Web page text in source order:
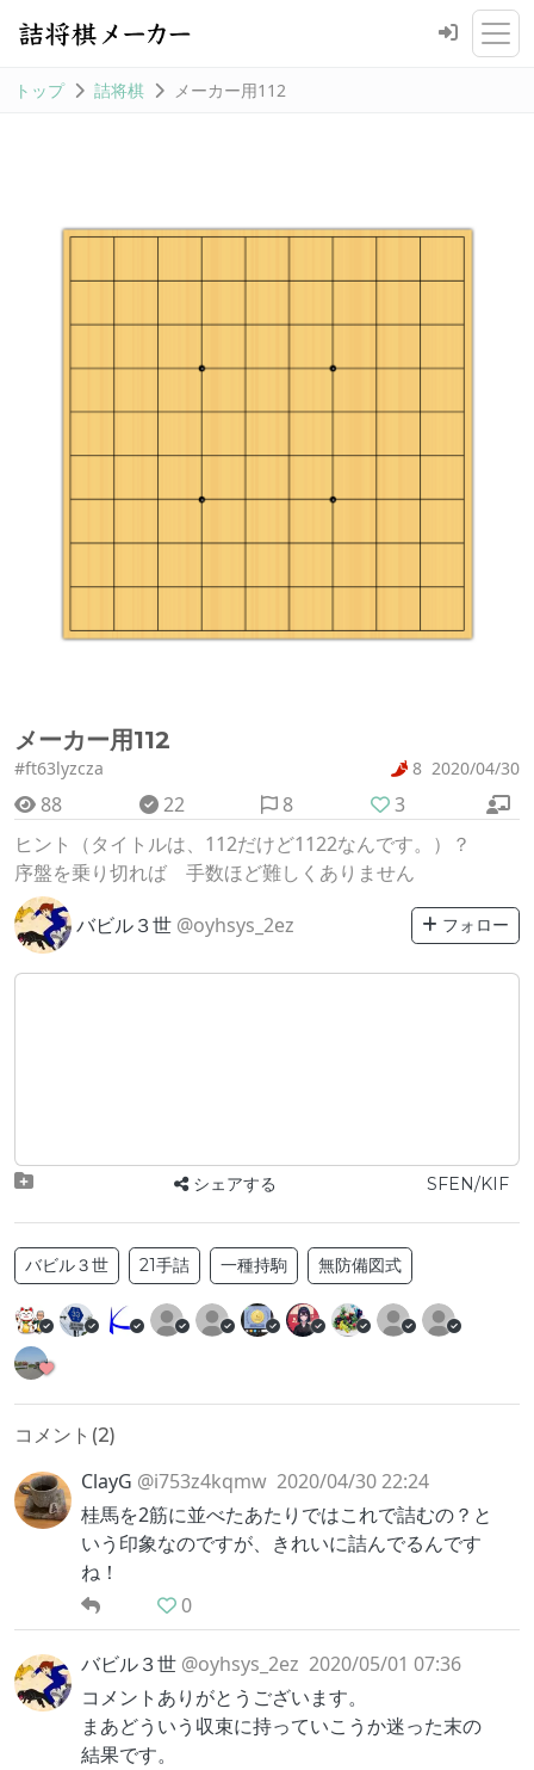
トップ 詰将棋 メーカー用112
メーカー用112
#ft63lyzcza 8 2020/04/30
88 22 8
3
ヒント（タイトルは、112だけど1122なんです。）？
序盤を乗り切れば 手数ほど難しくありません
バビル３世 @oyhsys_2ez フォロー
シェアする SFEN/KIF
バビル３世 21手詰 一種持駒 無防備図式
コメント(2)
ClayG @i753z4kqmw 2020/04/30 22:24
桂馬を2筋に並べたあたりではこれで詰むの？と
いう印象なのですが、きれいに詰んでるんです
ね！
0
バビル３世 @oyhsys_2ez 2020/05/01 07:36
コメントありがとうございます。
まあどういう収束に持っていこうか迷った末の
結果です。